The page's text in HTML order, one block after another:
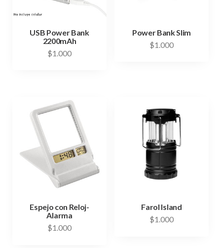
USB Power Bank
2200mAh
$1.000
Power Bank Slim
$1.000
Espejo con Reloj-
Alarma
$1.000
Farol Island
$1.000